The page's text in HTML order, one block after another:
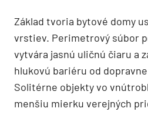
Základ tvoria bytové domy
vrstiev. Perimetrový súbor
vytvára jasnú uličnú čiaru a
hlukovú bariéru od
Solitérne objekty vo
menšiu mierku verejných